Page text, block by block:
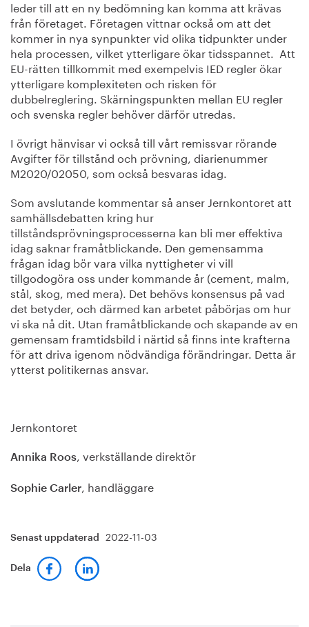
leder till att en ny bedömning kan komma att krävas
från företaget. Företagen vittnar också om att det
kommer in nya synpunkter vid olika tidpunkter under
hela processen, vilket ytterligare ökar tidsspannet. Att
EU-rätten tillkommit med exempelvis IED regler ökar
ytterligare komplexiteten och risken för
dubbelreglering. Skärningspunkten mellan EU regler
och svenska regler behöver därför utredas.
I övrigt hänvisar vi också till vårt remissvar rörande
Avgifter för tillstånd och prövning, diarienummer
M2020/02050, som också besvaras idag.
Som avslutande kommentar så anser Jernkontoret att
samhällsdebatten kring hur
tillståndsprövningsprocesserna kan bli mer effektiva
idag saknar framåtblickande. Den gemensamma
frågan idag bör vara vilka nyttigheter vi vill
tillgodogöra oss under kommande år (cement, malm,
stål, skog, med mera). Det behövs konsensus på vad
det betyder, och därmed kan arbetet påbörjas om hur
vi ska nå dit. Utan framåtblickande och skapande av en
gemensam framtidsbild i närtid så finns inte krafterna
för att driva igenom nödvändiga förändringar. Detta är
ytterst politikernas ansvar.
Jernkontoret
Annika Roos, verkställande direktör
Sophie Carler, handläggare
Senast uppdaterad 2022-11-03
Dela